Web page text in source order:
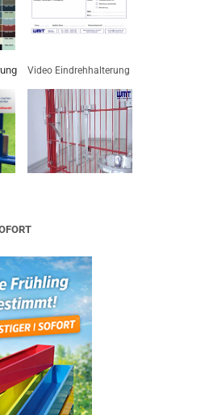
Video Eindrehhalterung